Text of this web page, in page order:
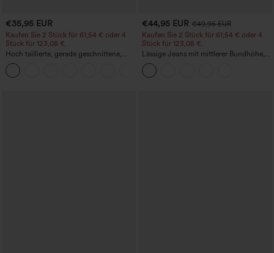
€35,95 EUR
Kaufen Sie 2 Stück für 61,54 € oder 4
Stück für 123,08 €.
Hoch taillierte, gerade geschnittene,
legere Leinen-Optik-Hose mit Taschen
€44,95 EUR €49,95 EUR
Kaufen Sie 2 Stück für 61,54 € oder 4
Stück für 123,08 €.
Lässige Jeans mit mittlerer Bundhöhe,
Kordelzug und Taschen